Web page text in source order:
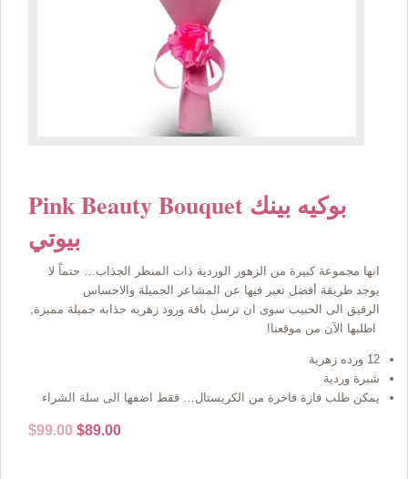
Pink Beauty Bouquet بوكيه بينك
بيوتي
انها مجموعة كبيرة من الزهور الوردية ذات المنظر الجذاب… حتماً لا
يوجد طريقة أفضل تعبر فيها عن المشاعر الجميلة والاحساس
الرقيق الى الحبيب سوى ان ترسل باقة ورود زهريه جذابه جميلة مميزة,
اطلبها الآن من موقعنا!
12 ورده زهرية
شبرة وردية
يمكن طلب فازة فاخرة من الكريستال… فقط اضفها الى سلة الشراء
$99.00 Original
$89.00Current